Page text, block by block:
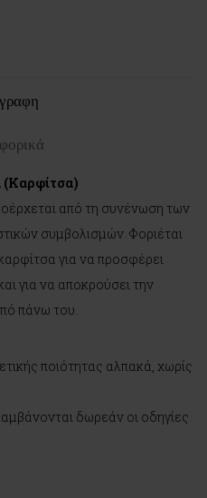
(Καρφίτσα)
από τη συνένωση των
συμβολισμών. Φοριέται
για να προσφέρει
για να αποκρούσει την
πάνω του.
ποιότητας αλπακά, χωρίς
δωρεάν οι οδηγίες